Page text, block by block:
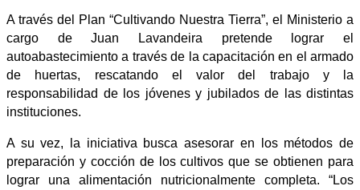
A través del Plan “Cultivando Nuestra Tierra”, el Ministerio a
cargo de Juan Lavandeira pretende lograr el
autoabastecimiento a través de la capacitación en el armado
de huertas, rescatando el valor del trabajo y la
responsabilidad de los jóvenes y jubilados de las distintas
instituciones.
A su vez, la iniciativa busca asesorar en los métodos de
preparación y cocción de los cultivos que se obtienen para
lograr una alimentación nutricionalmente completa. “Los